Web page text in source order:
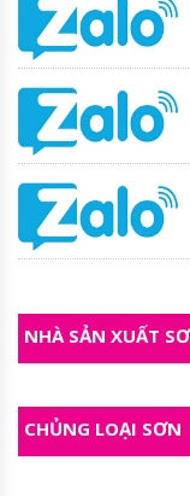
NHÀ SẢN XUẤT
CHỦNG LOẠI SƠN